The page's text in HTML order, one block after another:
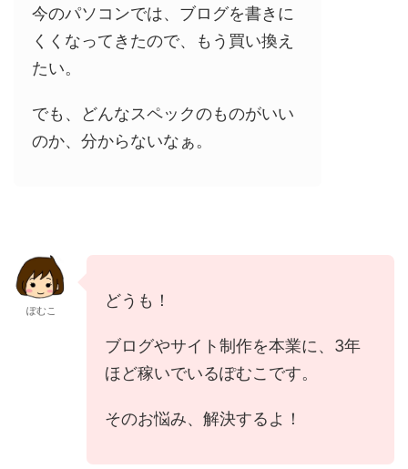
今のパソコンでは、ブログを書きに
くくなってきたので、もう買い換え
たい。
でも、どんなスペックのものがいい
のか、分からないなぁ。
ぽむこ
どうも！
ブログやサイト制作を本業に、3年
ほど稼いでいるぽむこです。
そのお悩み、解決するよ！